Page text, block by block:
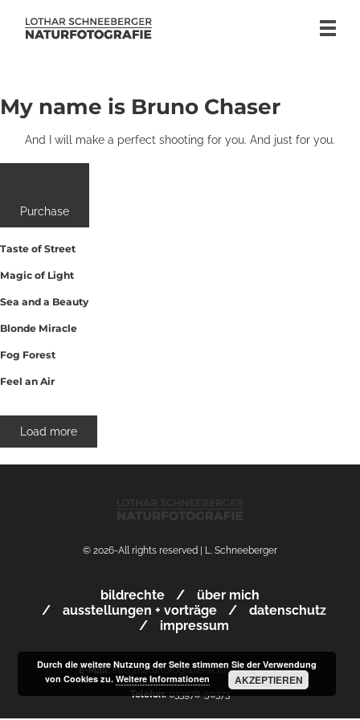
My name is Bruno Chaser
And I will make a perfect shooting for you. And just for you.
Purchase
Taste of Street
Magic of Light
Sea and a Beauty
Blonde Miracle
Fog Forest
Feel an Air
Load more
© 2026-All rights reserved | L. Schneeberger
bildrechte
über mich
ausstellungen + vorträge
datenschutz
impressum
E-Mail: info@naturfotografie-schneeberger.de
Telefon: 033978-50373
Durch die weitere Nutzung der Seite stimmen Sie der Verwendung
von Cookies zu.Weitere Informationen AKZEPTIEREN